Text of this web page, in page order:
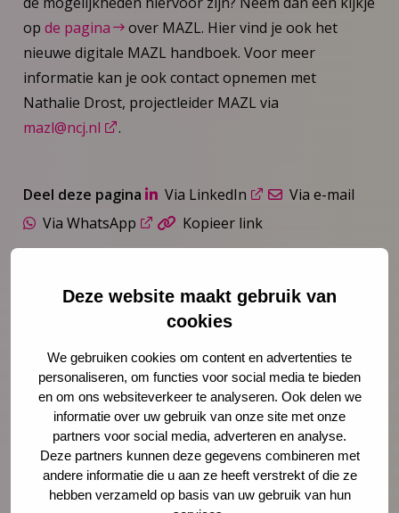
Deze website maakt gebruik van
cookies
We gebruiken cookies om content en advertenties te
personaliseren, om functies voor social media te bieden
en om ons websiteverkeer te analyseren. Ook delen we
informatie over uw gebruik van onze site met onze
partners voor social media, adverteren en analyse.
Deze partners kunnen deze gegevens combineren met
andere informatie die u aan ze heeft verstrekt of die ze
hebben verzameld op basis van uw gebruik van hun
op de pagina
over MAZL. Hier vind je ook het
nieuwe digitale MAZL handboek. Voor meer
informatie kan je ook contact opnemen met
Nathalie Drost, projectleider MAZL via
mazl@ncj.nl
.
Deel deze pagina Via LinkedIn
Via e-mail
Via WhatsApp
Kopieer link
Meer weten?
Nathalie Drost